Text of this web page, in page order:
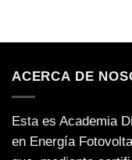
ACERCA DE
Esta es Academia
en Energía